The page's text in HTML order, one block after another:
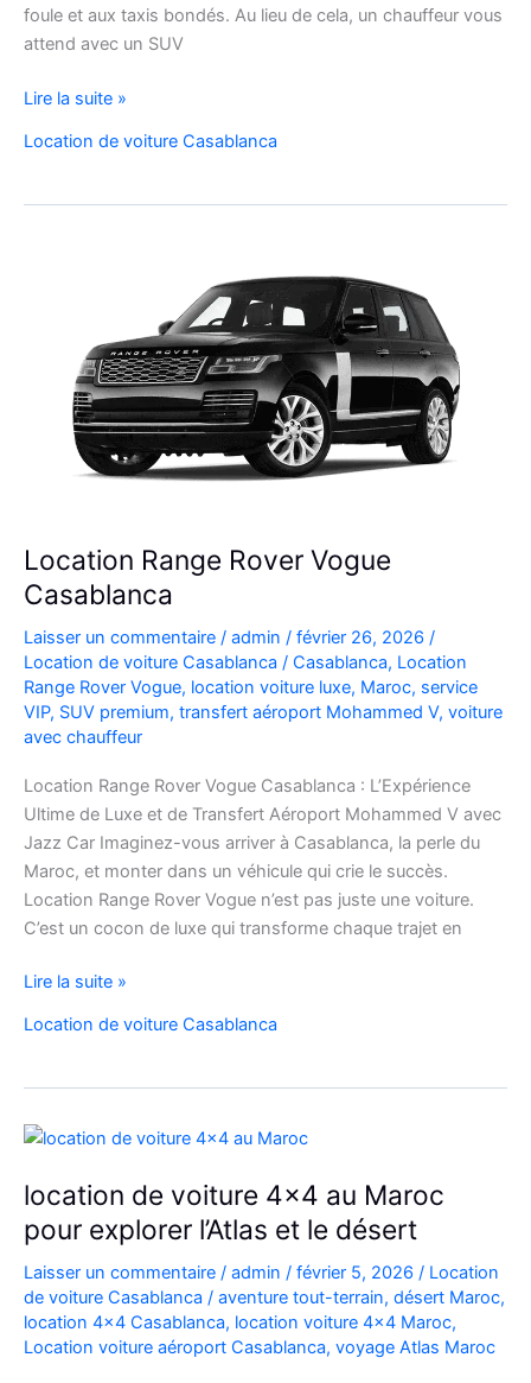
foule et aux taxis bondés. Au lieu de cela, un chauffeur vous
attend avec un SUV
Réservez
SUV
Luxe
Lire la suite »
Location de voiture Casablanca
Location Range Rover Vogue
Casablanca
Laisser un commentaire / admin / février 26, 2026 /
Location de voiture Casablanca / Casablanca, Location
Range Rover Vogue, location voiture luxe, Maroc, service
VIP, SUV premium, transfert aéroport Mohammed V, voiture
avec chauffeur
Location Range Rover Vogue Casablanca : L’Expérience
Ultime de Luxe et de Transfert Aéroport Mohammed V avec
Jazz Car Imaginez-vous arriver à Casablanca, la perle du
Maroc, et monter dans un véhicule qui crie le succès.
Location Range Rover Vogue n’est pas juste une voiture.
C’est un cocon de luxe qui transforme chaque trajet en
Location
Rover
Casablanca
Lire la suite »
Location de voiture Casablanca
location de voiture 4×4 au Maroc
pour explorer l’Atlas et le désert
Laisser un commentaire / admin / février 5, 2026 / Location
de voiture Casablanca / aventure tout-terrain, désert Maroc,
location 4x4 Casablanca, location voiture 4x4 Maroc,
Location voiture aéroport Casablanca, voyage Atlas Maroc